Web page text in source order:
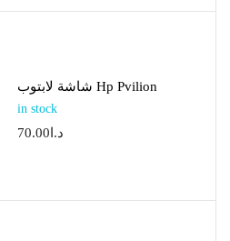
شاشة لابتوب Hp Pvilion
in stock
د.ا 70.00